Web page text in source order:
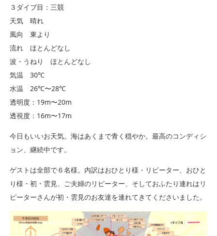
３ダイブ目：三競
天気 晴れ
風向 東より
流れ ほとんどなし
波・うねり ほとんどなし
気温 30℃
水温 26℃〜28℃
透明度：19m〜20m
透視度：16m〜17m
今日もいいお天気。海はあくまで青く穏やか。最高のコンディシ
ョン、継続中です。
ゲストは全部で６名様。内訳はおひとり様・リピーター、おひと
り様・初・雲見、ご夫婦のリピーター、そしておふたり連れはリ
ピーターさんが初・雲見のお友達を連れてきてくださいました。